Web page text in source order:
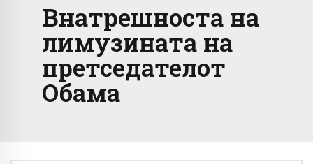
Внатрешноста на
лимузината на
претседателот
Обама